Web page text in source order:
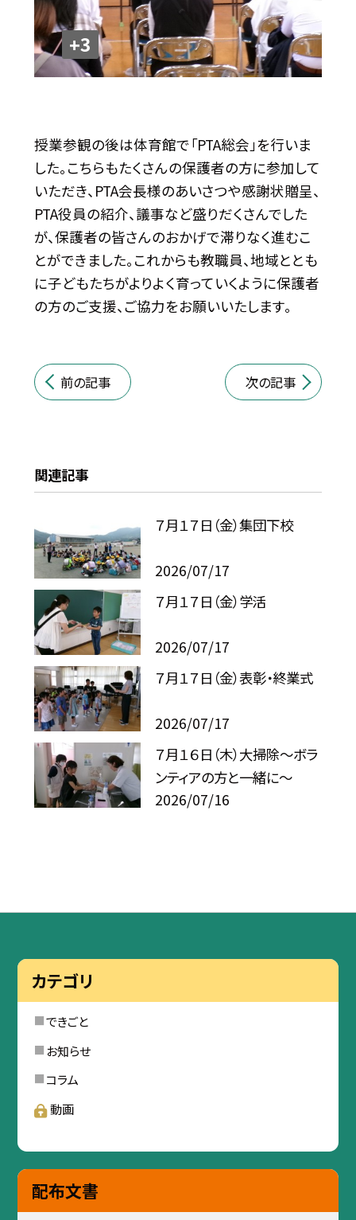
+3
授業参観の後は体育館で「PTA総会」を行いま
した。こちらもたくさんの保護者の方に参加して
いただき、PTA会長様のあいさつや感謝状贈呈、
PTA役員の紹介、議事など盛りだくさんでした
が、保護者の皆さんのおかげで滞りなく進むこ
とができました。これからも教職員、地域ととも
に子どもたちがよりよく育っていくように保護者
の方のご支援、ご協力をお願いいたします。
前の記事 次の記事
関連記事
７月１７日（金）集団下校
2026/07/17
７月１７日（金）学活
2026/07/17
７月１７日（金）表彰・終業式
2026/07/17
７月１６日（木）大掃除～ボラ
ンティアの方と一緒に～
2026/07/16
カテゴリ
できごと
お知らせ
コラム
動画
配布文書